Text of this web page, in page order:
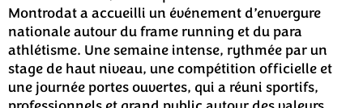
Montrodat a accueilli un événement d’envergure
nationale autour du frame running et du para
athlétisme. Une semaine intense, rythmée par un
stage de haut niveau, une compétition officielle et
une journée portes ouvertes, qui a réuni sportifs,